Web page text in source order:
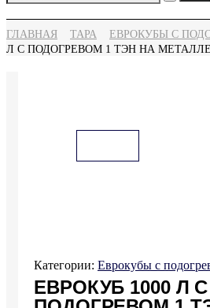
ГЛАВНАЯ ТАРА ЕВРОКУБЫ С
Л С ПОДОГРЕВОМ 1 ТЭН НА МЕТАЛЛЕ
Категории: Еврокубы с
ЕВРОКУБ 1000 Л С